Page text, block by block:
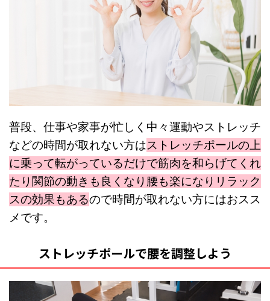
普段、仕事や家事が忙しく中々運動やストレッチ
などの時間が取れない方はストレッチポールの上
に乗って転がっているだけで筋肉を和らげてくれ
たり関節の動きも良くなり腰も楽になりリラック
スの効果もあるので時間が取れない方にはおスス
メです。
ストレッチポールで腰を調整しよう